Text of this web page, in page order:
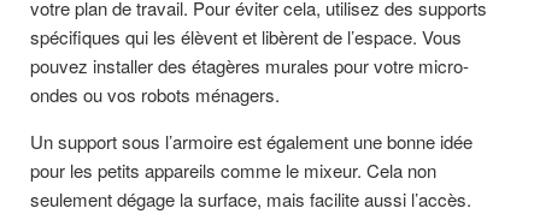
votre plan de travail. Pour éviter cela, utilisez des supports
spécifiques qui les élèvent et libèrent de l’espace. Vous
pouvez installer des étagères murales pour votre micro-
ondes ou vos robots ménagers.
Un support sous l’armoire est également une bonne idée
pour les petits appareils comme le mixeur. Cela non
seulement dégage la surface, mais facilite aussi l’accès.